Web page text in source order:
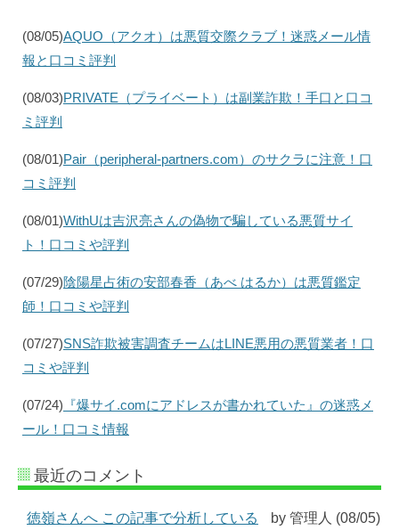
(08/05)AQUO（アクオ）は悪質交際クラブ！迷惑メール情
報と口コミ評判
(08/03)PRIVATE（プライベート）は副業詐欺！手口と口コ
ミ評判
(08/01)Pair（peripheral-partners.com）のサクラに注意！口
コミ評判
(08/01)WithUは吉沢亮さんの偽物で騙している悪質サイ
ト！口コミや評判
(07/29)陰陽星占術の安部春香（あべ はるか）は悪質鑑定
師！口コミや評判
(07/27)SNS詐欺被害調査チームはLINE悪用の悪質業者！口
コミや評判
(07/24) 『爆サイ.comにアドレスが書かれていた』の迷惑メ
ール！口コミ情報
最近のコメント
徳嶺さんへ この記事で分析している by 管理人 (08/05)